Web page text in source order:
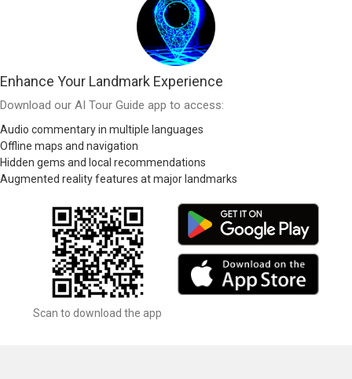
Enhance Your Landmark Experience
Download our AI Tour Guide app to access:
Audio commentary in multiple languages
Offline maps and navigation
Hidden gems and local recommendations
Augmented reality features at major landmarks
Scan to download the app